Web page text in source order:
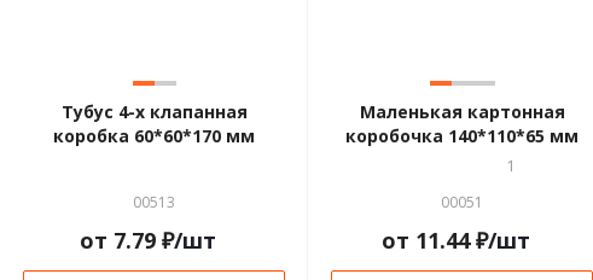
Тубус 4-х клапанная
коробка 60*60*170 мм
00513
от 7.79 ₽/шт
Маленькая картонная
коробочка 140*110*65 мм
1
00051
от 11.44₽/шт